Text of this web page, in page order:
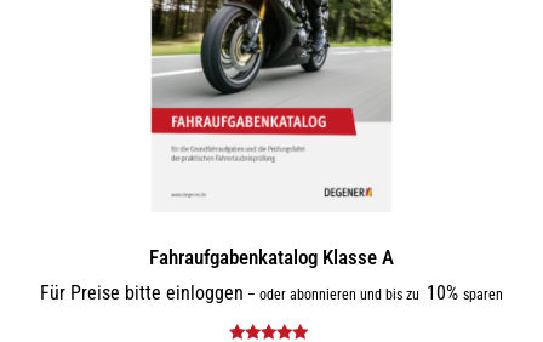
Fahraufgabenkatalog Klasse A
Für Preise bitte einloggen – oder abonnieren und bis zu 10% sparen